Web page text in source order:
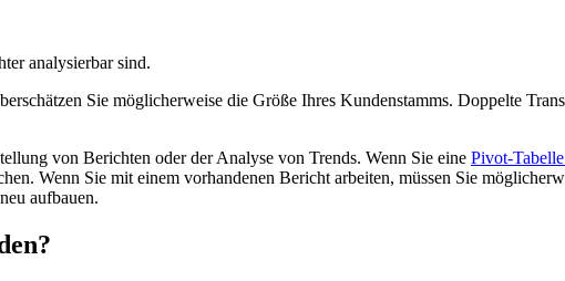
analysierbar sind.
Sie möglicherweise die Größe Ihres Kundenstamms. Doppelte
von Berichten oder der Analyse von Trends. Wenn Sie eine Pivot-
Wenn Sie mit einem vorhandenen Bericht arbeiten, müssen Sie
aufbauen.